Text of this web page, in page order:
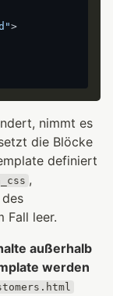
>
nimmt es
die Blöcke
definiert
,
Fall leer.
außerhalb
werden